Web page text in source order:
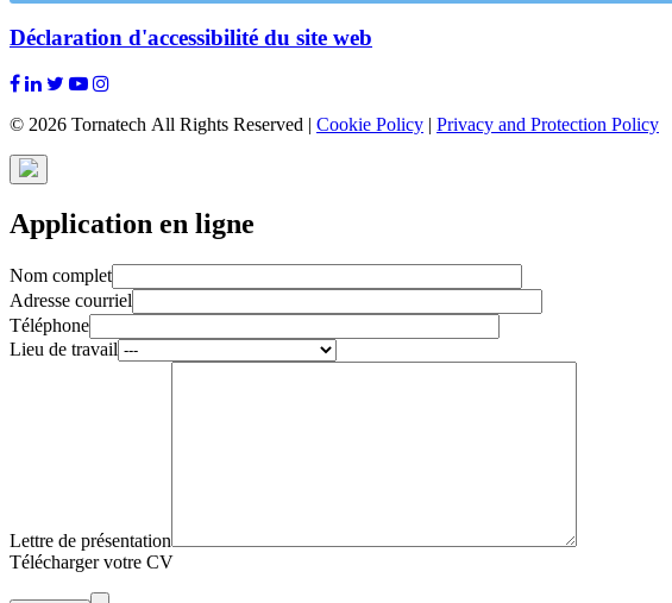
Déclaration d'accessibilité du site web
© 2026 Tornatech All Rights Reserved | Cookie Policy | Privacy and Protection Policy
Application en ligne
Nom complet
Adresse courriel
Téléphone
Lieu de travail
Lettre de présentation
Télécharger votre CV